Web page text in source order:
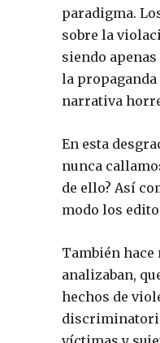
paradigma.
sobre la
siendo
la
narrativa
En esta
nunca
de ello? Así
modo los
También
analizaban,
hechos de